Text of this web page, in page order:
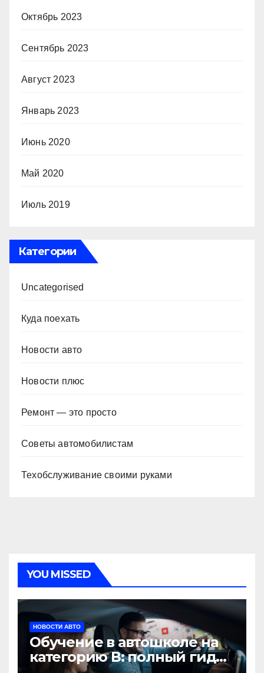
Октябрь 2023
Сентябрь 2023
Август 2023
Январь 2023
Июнь 2020
Май 2020
Июль 2019
Категории
Uncategorised
Куда поехать
Новости авто
Новости плюс
Ремонт — это просто
Советы автомобилистам
Техобслуживание своими руками
YOU MISSED
НОВОСТИ АВТО
Обучение в автошколе на
категорию В: полный гид